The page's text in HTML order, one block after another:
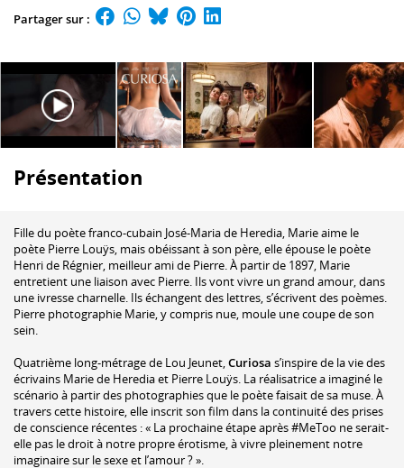
Partager sur :
Présentation
Fille du poète franco-cubain José-Maria de Heredia, Marie aime le
poète Pierre Louÿs, mais obéissant à son père, elle épouse le poète
Henri de Régnier, meilleur ami de Pierre. À partir de 1897, Marie
entretient une liaison avec Pierre. Ils vont vivre un grand amour, dans
une ivresse charnelle. Ils échangent des lettres, s’écrivent des poèmes.
Pierre photographie Marie, y compris nue, moule une coupe de son
sein.
Quatrième long-métrage de Lou Jeunet,Curiosa s’inspire de la vie des
écrivains Marie de Heredia et Pierre Louÿs. La réalisatrice a imaginé le
scénario à partir des photographies que le poète faisait de sa muse. À
travers cette histoire, elle inscrit son film dans la continuité des prises
de conscience récentes : « La prochaine étape après #MeToo ne serait-
elle pas le droit à notre propre érotisme, à vivre pleinement notre
imaginaire sur le sexe et l’amour ? ».